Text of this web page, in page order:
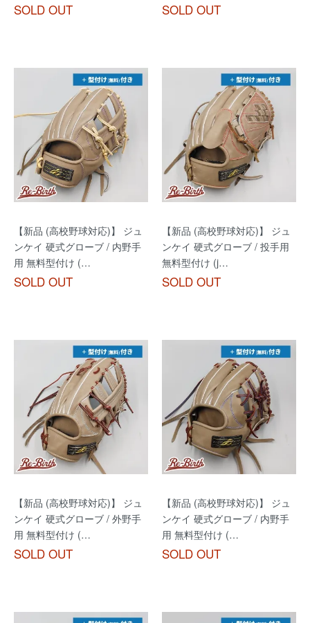
SOLD OUT SOLD OUT
【新品 (高校野球対応)】 ジュ
ンケイ 硬式グローブ / 内野手
用 無料型付け (…
SOLD OUT
【新品 (高校野球対応)】 ジュ
ンケイ 硬式グローブ / 投手用
無料型付け (j…
SOLD OUT
【新品 (高校野球対応)】 ジュ
ンケイ 硬式グローブ / 外野手
用 無料型付け (…
SOLD OUT
【新品 (高校野球対応)】 ジュ
ンケイ 硬式グローブ / 内野手
用 無料型付け (…
SOLD OUT